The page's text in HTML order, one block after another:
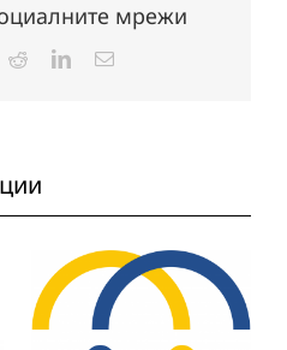
мрежи
RedditLinkedInЕлектронна